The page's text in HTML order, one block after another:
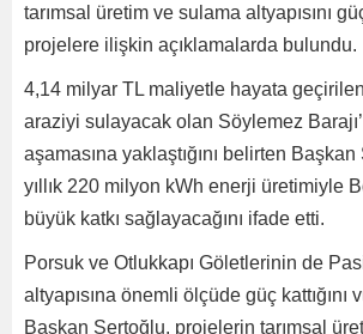
tarımsal üretim ve sulama altyapısını
projelere ilişkin açıklamalarda bulundu.
4,14 milyar TL maliyetle hayata
araziyi sulayacak olan Söylemez
aşamasına yaklaştığını belirten
yıllık 220 milyon kWh enerji üretimiyle
büyük katkı sağlayacağını ifade etti.
Porsuk ve Otlukkapı Göletlerinin de
altyapısına önemli ölçüde güç kattığını
Başkan Sertoğlu, projelerin tarımsal